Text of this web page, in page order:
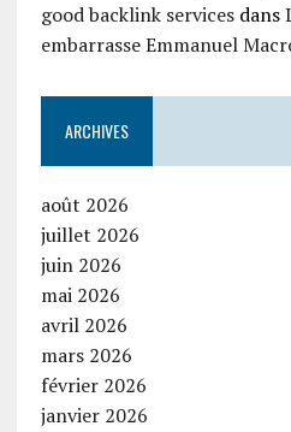
good backlink servicesdans
embarrasse Emmanuel
ARCHIVES
août 2026
juillet 2026
juin 2026
mai 2026
avril 2026
mars 2026
février 2026
janvier 2026